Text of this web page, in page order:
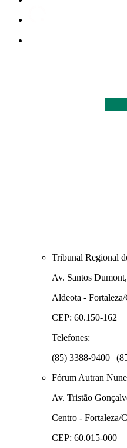
Tribunal Regional
Av. Santos
Aldeota -
CEP: 60.150-162
Telefones:
(85) 3388-9400 |
Fórum Autran
Av. Tristão
Centro - Fortaleza/
CEP: 60.015-000